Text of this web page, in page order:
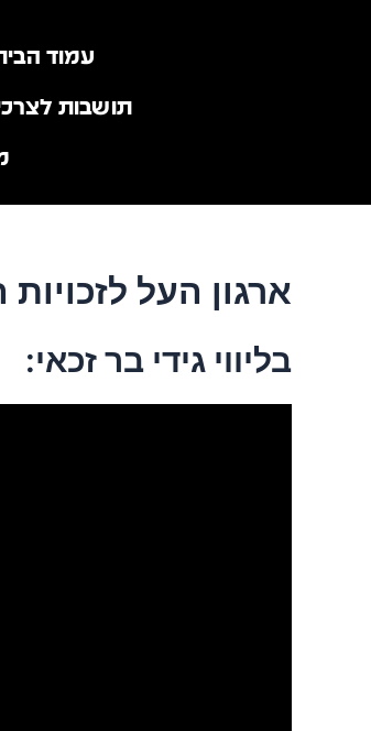
עמוד
תושבות
ארגון העל
בליווי גידי בר זכאי: